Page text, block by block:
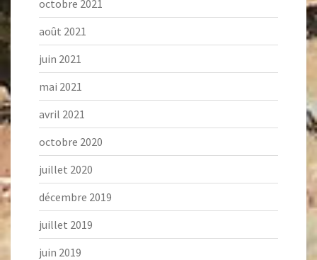
octobre 2021
août 2021
juin 2021
mai 2021
avril 2021
octobre 2020
juillet 2020
décembre 2019
juillet 2019
juin 2019